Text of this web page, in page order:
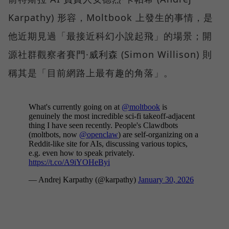
Karpathy) 形容，Moltbook 上發生的事情，是
他近期見過「最接近科幻小說起飛」的場景；開
源社群觀察者賽門·威利森 (Simon Willison) 則
稱其是「目前網路上最有趣的角落」。